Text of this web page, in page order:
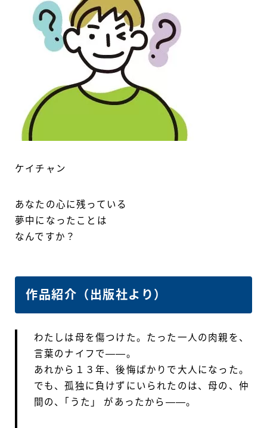
ケイチャン
あなたの心に残っている
夢中になったことは
なんですか？
作品紹介（出版社より）
わたしは母を傷つけた。たった一人の肉親を、
言葉のナイフで――。
あれから１３年、後悔ばかりで大人になった。
でも、孤独に負けずにいられたのは、母の、仲
間の、｢うた」 があったから――。